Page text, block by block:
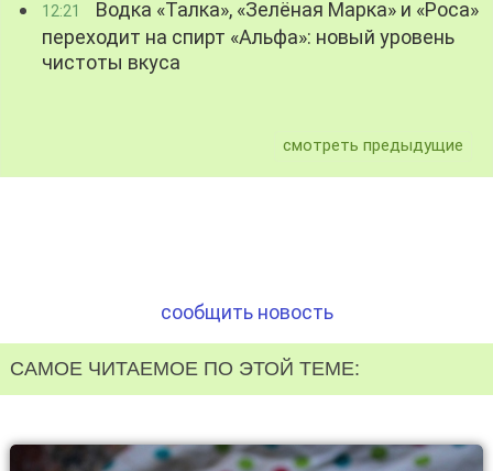
12:21
Водка «Талка», «Зелёная Марка» и «Роса»
переходит на спирт «Альфа»: новый уровень
чистоты вкуса
смотреть предыдущие
сообщить новость
САМОЕ ЧИТАЕМОЕ ПО ЭТОЙ ТЕМЕ: